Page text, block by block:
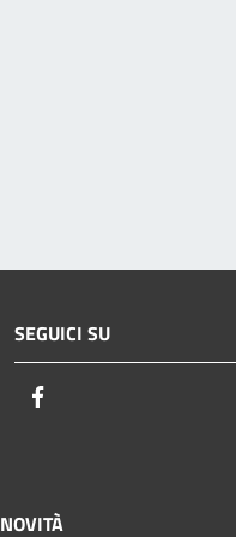
SEGUICI SU
NOVITÀ